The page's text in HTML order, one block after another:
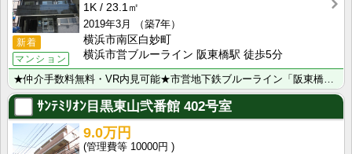
新着
マンション
1K
23.1㎡
2019年3月
（築7年）
横浜市南区白妙町
横浜市営ブルーライン 阪東橋駅 徒歩5分
ｻﾝﾃﾐﾘｵﾝ目黒東山弐番館 402号室
9.0万円
10000円